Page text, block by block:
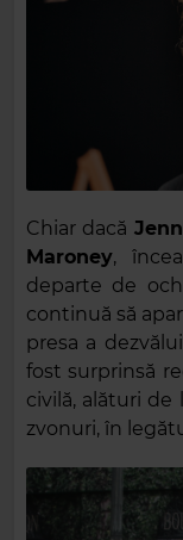
Chiar dacă
Maroney,
departe de
continuă să
presa a
fost surprinsă
civilă, alături de
zvonuri, în